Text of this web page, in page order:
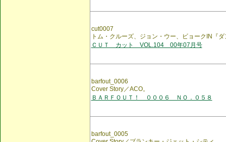
cut0007
トム・クルーズ、ジョン・ウー、ビョークIN『
ＣＵＴ カット VOL.104 00年07月号
barfout_0006
Cover Story／ACO。
ＢＡＲＦＯＵＴ！ ０００６ ＮＯ．０５８
barfout_0005